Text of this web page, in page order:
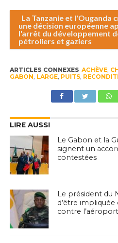
La Tanzanie et l'Ouganda
une décision européenne
l'arrêt du développement
pétroliers et gaziers
ARTICLES CONNEXES ACHÈVE,
GABON, LARGE, PUITS,
LIRE AUSSI
Le Gabon et la
signent un
contestées
Le président du
d’être
contre